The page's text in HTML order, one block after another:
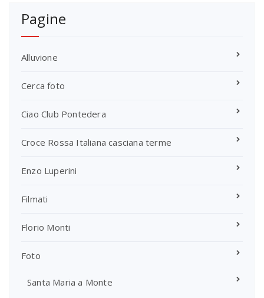
Pagine
Alluvione
Cerca foto
Ciao Club Pontedera
Croce Rossa Italiana casciana terme
Enzo Luperini
Filmati
Florio Monti
Foto
Santa Maria a Monte